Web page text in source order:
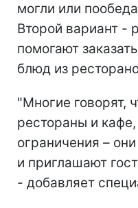
могли или
Второй вариант -
помогают
блюд из
"Многие говорят,
рестораны и
ограничения –
и приглашают
- добавляет